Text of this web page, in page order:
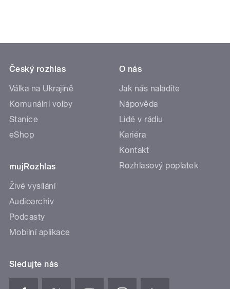
Český rozhlas
Válka na Ukrajině
Komunální volby
Stanice
eShop
mujRozhlas
Živé vysílání
Audioarchiv
Podcasty
Mobilní aplikace
O nás
Jak nás naladíte
Nápověda
Lidé v rádiu
Kariéra
Kontakt
Rozhlasový poplatek
Sledujte nás